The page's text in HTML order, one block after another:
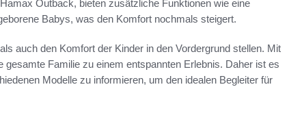
Outback, bieten zusätzliche Funktionen wie eine
Babys, was den Komfort nochmals steigert.
auch den Komfort der Kinder in den Vordergrund stellen. Mit
Familie zu einem entspannten Erlebnis. Daher ist es
Modelle zu informieren, um den idealen Begleiter für